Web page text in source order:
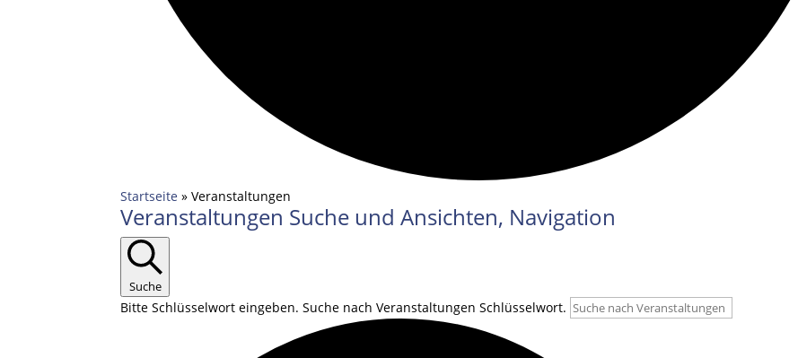
Startseite »Veranstaltungen
Veranstaltungen
für
20.09.2025
Veranstaltungen Suche und Ansichten, Navigation
Suche
Bitte Schlüsselwort eingeben. Suche nach Veranstaltungen Schlüsselwort.